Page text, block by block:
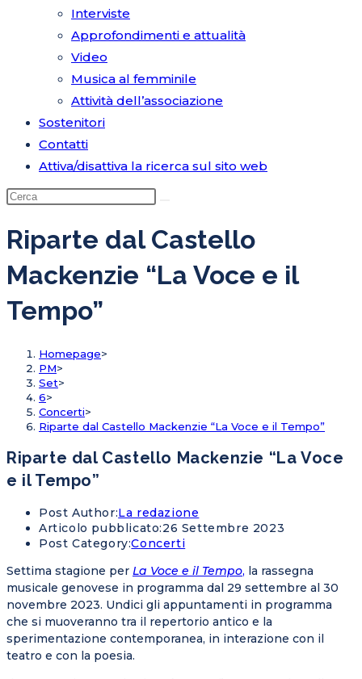
Interviste
Approfondimenti e attualità
Video
Musica al femminile
Attività dell’associazione
Sostenitori
Contatti
Attiva/disattiva la ricerca sul sito web
Riparte dal Castello
Mackenzie “La Voce e il
Tempo”
Homepage>
PM>
Set>
6>
Concerti>
Riparte dal Castello Mackenzie “La Voce e il Tempo”
Riparte dal Castello Mackenzie “La Voce
e il Tempo”
Post Author:La redazione
Articolo pubblicato:26 Settembre 2023
Post Category:Concerti
Settima stagione per La Voce e il Tempo, la rassegna
musicale genovese in programma dal 29 settembre al 30
novembre 2023. Undici gli appuntamenti in programma
che si muoveranno tra il repertorio antico e la
sperimentazione contemporanea, in interazione con il
teatro e con la poesia.